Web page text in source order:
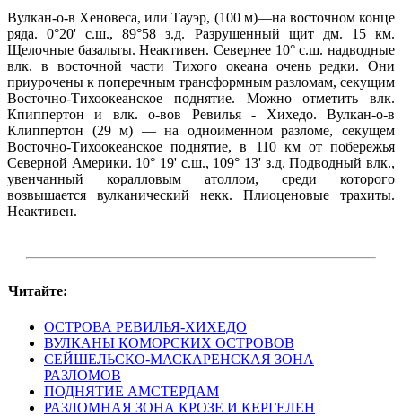
Вулкан-о-в Хеновеса, или Тауэр, (100 м)—на восточном конце
ряда. 0°20' с.ш., 89°58 з.д. Разрушенный щит дм. 15 км.
Щелочные базальты. Неактивен. Севернее 10° с.ш. надводные
влк. в восточной части Тихого океана очень редки. Они
приурочены к поперечным трансформным разломам, секущим
Восточно-Тихоокеанское поднятие. Можно отметить влк.
Кпиппертон и влк. о-вов Ревилья - Хихедо. Вулкан-о-в
Клиппертон (29 м) — на одноименном разломе, секущем
Восточно-Тихоокеанское поднятие, в 110 км от побережья
Северной Америки. 10° 19' с.ш., 109° 13' з.д. Подводный влк.,
увенчанный коралловым атоллом, среди которого
возвышается вулканический некк. Плиоценовые трахиты.
Неактивен.
Читайте:
ОСТРОВА РЕВИЛЬЯ-ХИХЕДО
ВУЛКАНЫ КОМОРСКИХ ОСТРОВОВ
СЕЙШЕЛЬСКО-МАСКАРЕНСКАЯ ЗОНА
РАЗЛОМОВ
ПОДНЯТИЕ АМСТЕРДАМ
РАЗЛОМНАЯ ЗОНА КРОЗЕ И КЕРГЕЛЕН